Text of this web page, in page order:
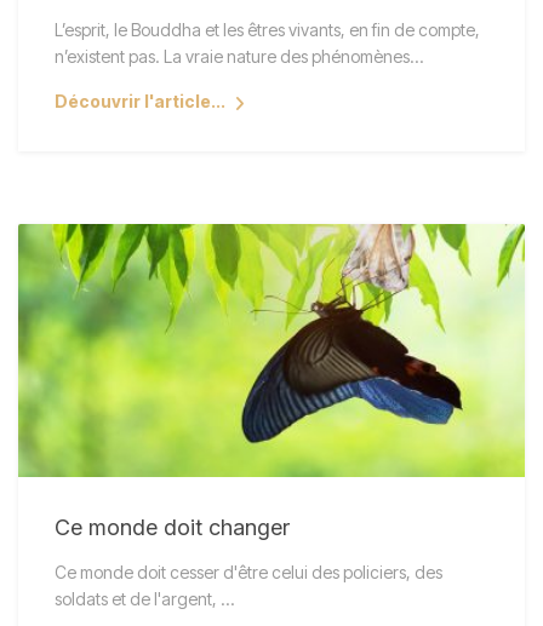
L’esprit, le Bouddha et les êtres vivants, en fin de compte,
n’existent pas. La vraie nature des phénomènes…
Découvrir l'article...
Ce monde doit changer
Ce monde doit cesser d'être celui des policiers, des
soldats et de l'argent, ...